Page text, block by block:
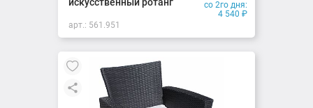
со 2го дня:
4 540 ₽
арт.: 561.951